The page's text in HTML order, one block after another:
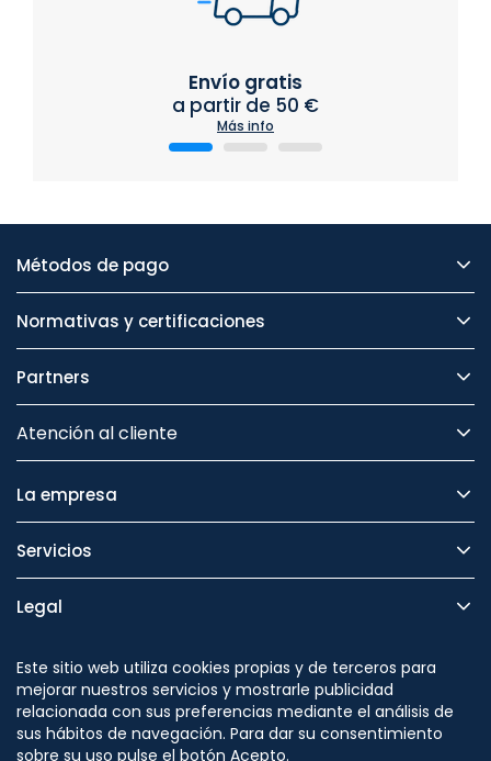
Envío gratis
a partir de 50 €
Más info
Métodos de pago
Normativas y certificaciones
Partners
Atención al cliente
La empresa
Servicios
Legal
Seguridad
Este sitio web utiliza cookies propias y de terceros para
mejorar nuestros servicios y mostrarle publicidad
relacionada con sus preferencias mediante el análisis de
sus hábitos de navegación. Para dar su consentimiento
sobre su uso pulse el botón Acepto.